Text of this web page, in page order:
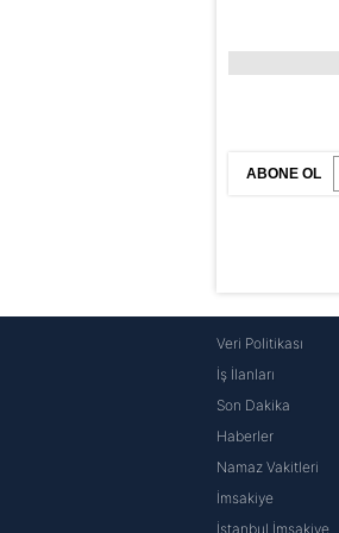
ABONE OL
Veri Politikası
İş İlanları
Son Dakika
Haberler
Namaz Vakitleri
İmsakiye
İstanbul İmsakiye